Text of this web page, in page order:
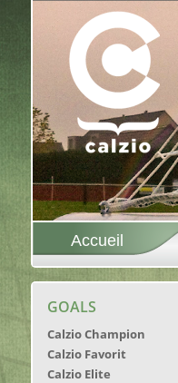
Accueil
GOALS
Calzio Champion
Calzio Favorit
Calzio Elite